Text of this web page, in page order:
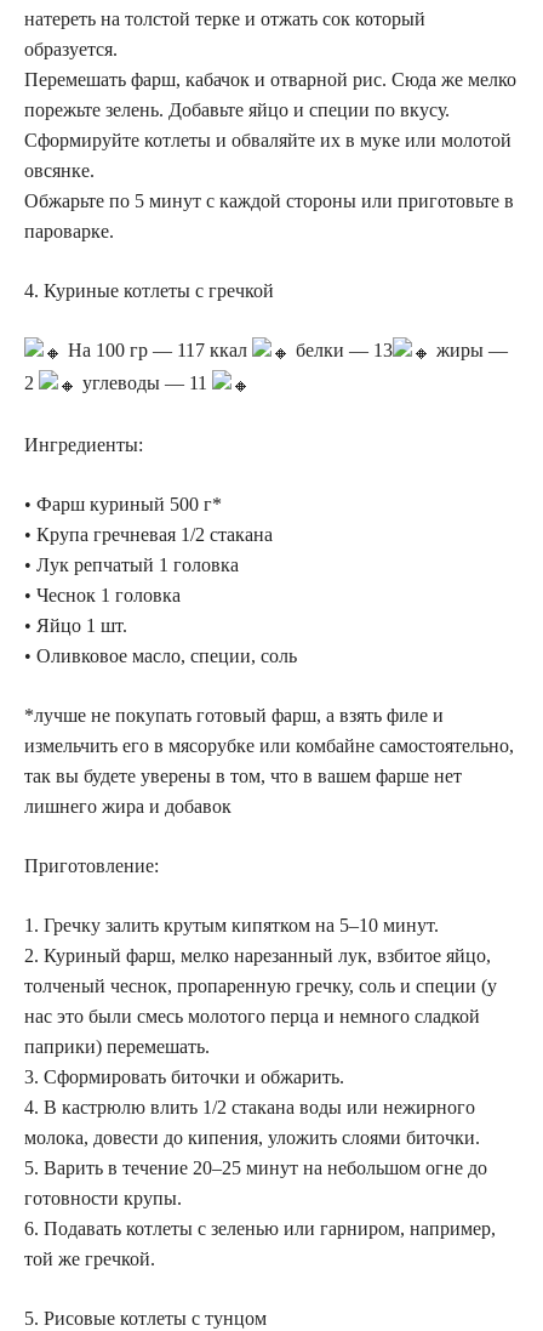
натереть на толстой терке и отжать сок который
образуется.
Перемешать фарш, кабачок и отварной рис. Сюда же мелко
порежьте зелень. Добавьте яйцо и специи по вкусу.
Сформируйте котлеты и обваляйте их в муке или молотой
овсянке.
Обжарьте по 5 минут с каждой стороны или приготовьте в
пароварке.
4. Куриные котлеты с гречкой
На 100 гр — 117 ккал белки — 13
жиры —
2
углеводы — 11
Ингредиенты:
• Фарш куриный 500 г*
• Крупа гречневая 1/2 стакана
• Лук репчатый 1 головка
• Чеснок 1 головка
• Яйцо 1 шт.
• Оливковое масло, специи, соль
*лучше не покупать готовый фарш, а взять филе и
измельчить его в мясорубке или комбайне самостоятельно,
так вы будете уверены в том, что в вашем фарше нет
лишнего жира и добавок
Приготовление:
1. Гречку залить крутым кипятком на 5–10 минут.
2. Куриный фарш, мелко нарезанный лук, взбитое яйцо,
толченый чеснок, пропаренную гречку, соль и специи (у
нас это были смесь молотого перца и немного сладкой
паприки) перемешать.
3. Сформировать биточки и обжарить.
4. В кастрюлю влить 1/2 стакана воды или нежирного
молока, довести до кипения, уложить слоями биточки.
5. Варить в течение 20–25 минут на небольшом огне до
готовности крупы.
6. Подавать котлеты с зеленью или гарниром, например,
той же гречкой.
5. Рисовые котлеты с тунцом